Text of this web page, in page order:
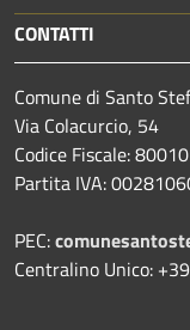
CONTATTI
Comune di Santo
Via Colacurcio, 54
Codice Fiscale:
Partita IVA:
PEC:
Centralino Unico: